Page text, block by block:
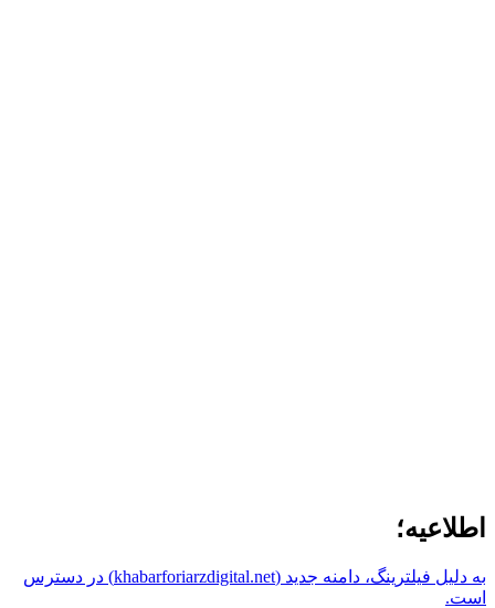
اطلاعیه؛
به دلیل فیلترینگ، دامنه جدید (khabarforiarzdigital.net) در دسترس
است.